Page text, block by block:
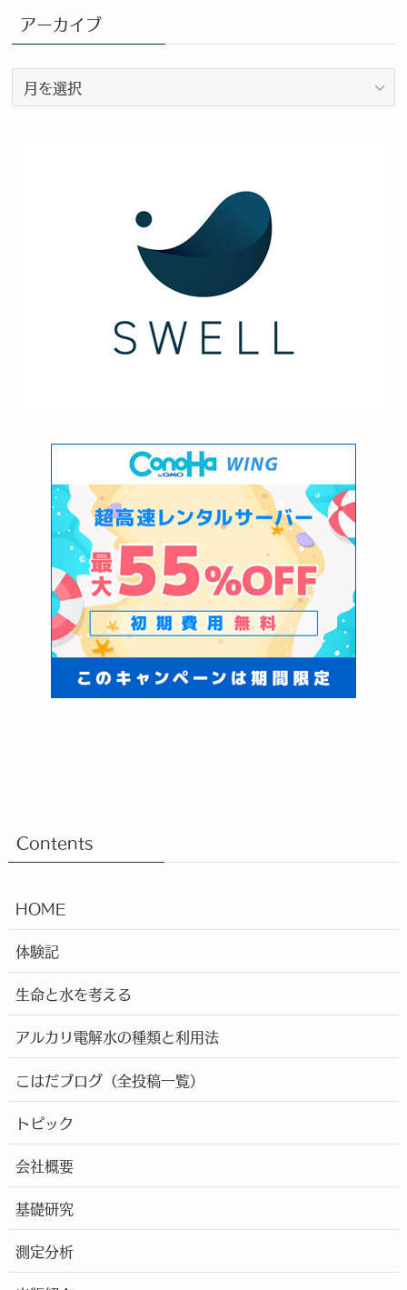
カ
テ
ゴ
リ
ー
アーカイブ
ー
Contents
HOME
体験記
生命と水を考える
アルカリ電解水の種類と利用法
こはだブログ（全投稿一覧）
トピック
会社概要
基礎研究
測定分析